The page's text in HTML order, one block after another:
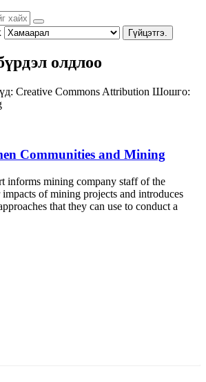
Гүйцэтгэ.
олдлоо
Creative Commons Attribution Шошго:
Communities and Mining
informs mining company staff of the
of mining projects and introduces
that they can use to conduct a